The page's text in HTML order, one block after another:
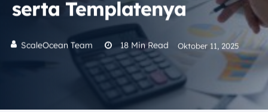
serta Templatenya
ScaleOcean Team 18 Min Read Oktober 11, 2025